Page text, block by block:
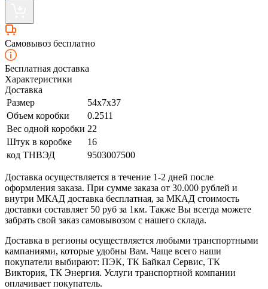
Самовывоз бесплатно
Бесплатная доставка
Характеристики
Доставка
Размер
54x7x37
Объем коробки
0.2511
Вес одной коробки 22
Штук в коробке
16
код ТНВЭД
9503007500
Доставка осуществляется в течение 1-2 дней после
оформления заказа. При сумме заказа от 30.000 рублей и
внутри МКАД доставка бесплатная, за МКАД стоимость
доставки составляет 50 руб за 1км. Также Вы всегда можете
забрать свой заказ самовывозом с нашего склада.
Доставка в регионы осуществляется любыми транспортными
кампаниями, которые удобны Вам. Чаще всего наши
покупатели выбирают: ПЭК, ТК Байкал Сервис, ТК
Виктория, ТК Энергия. Услуги транспортной компании
оплачивает покупатель.